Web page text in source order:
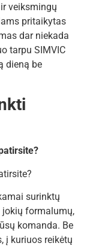
veiksmingų
pritaikytas
dar niekada
tarpu SIMVIC
dieną be
surinktų
jokių formalumų,
komanda. Be
į kuriuos reikėtų